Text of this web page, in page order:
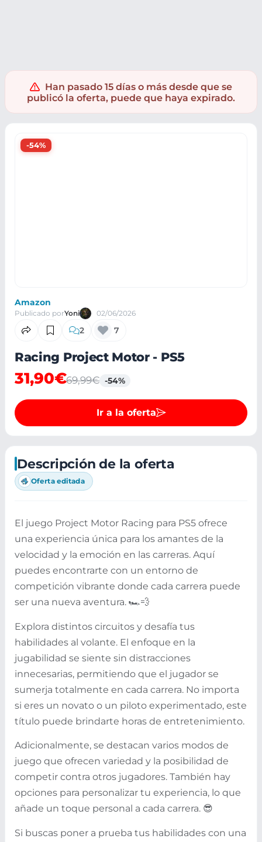
Han pasado 15 días o más desde que se
publicó la oferta, puede que haya expirado.
-54%
Amazon
Publicado porYoni 02/06/2026
2 7
Racing Project Motor - PS5
31,90€69,99€ -54%
Ir a la oferta
Descripción de la oferta
Oferta editada
El juego Project Motor Racing para PS5 ofrece
una experiencia única para los amantes de la
velocidad y la emoción en las carreras. Aquí
puedes encontrarte con un entorno de
competición vibrante donde cada carrera puede
ser una nueva aventura. 🏎️💨
Explora distintos circuitos y desafía tus
habilidades al volante. El enfoque en la
jugabilidad se siente sin distracciones
innecesarias, permitiendo que el jugador se
sumerja totalmente en cada carrera. No importa
si eres un novato o un piloto experimentado, este
título puede brindarte horas de entretenimiento.
Adicionalmente, se destacan varios modos de
juego que ofrecen variedad y la posibilidad de
competir contra otros jugadores. También hay
opciones para personalizar tu experiencia, lo que
añade un toque personal a cada carrera. 😎
Si buscas poner a prueba tus habilidades con una